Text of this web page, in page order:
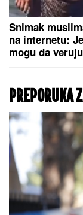
Snimak
na internetu:
mogu da
PREPORUKA